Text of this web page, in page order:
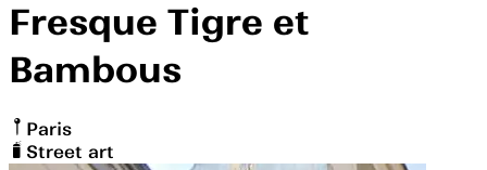
Fresque Tigre et
Bambous
Paris
Street art